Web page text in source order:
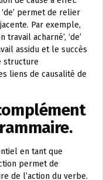
permet de relier
Par exemple,
acharné’, ‘de’
assidu et le succès
structure
liens de causalité de
en tant que
permet de
de l’action du verbe.